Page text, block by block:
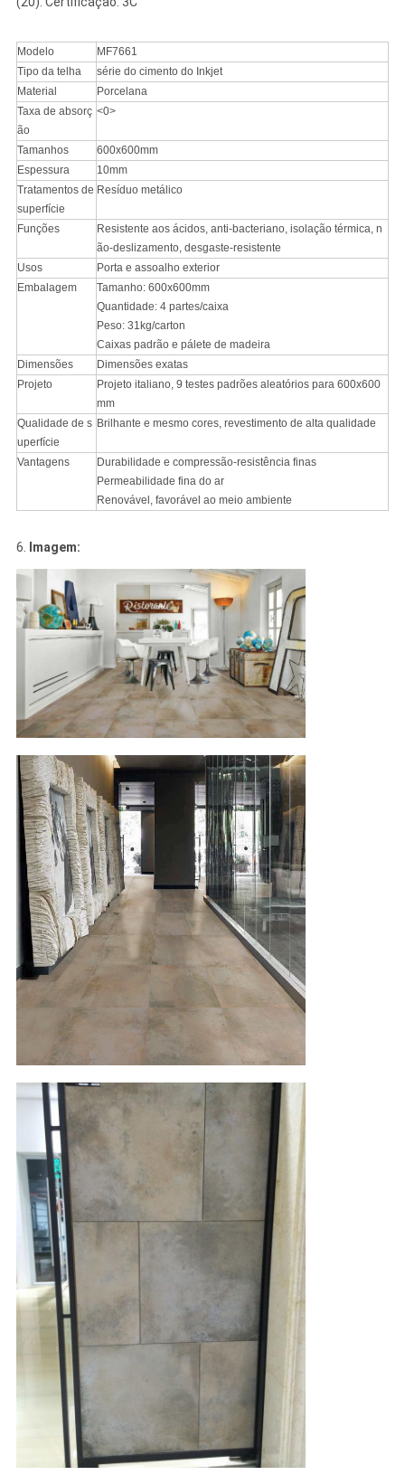
Modelo
MF7661
Tipo da telha
série do cimento do Inkjet
Material
Porcelana
Taxa de absorç
ão
<0>
Tamanhos
600x600mm
Espessura
10mm
Tratamentos de
superfície
Resíduo metálico
Funções
Resistente aos ácidos, anti-bacteriano, isolação térmica, n
ão-deslizamento, desgaste-resistente
Usos
Porta e assoalho exterior
Embalagem
Tamanho: 600x600mm
Quantidade: 4 partes/caixa
Peso: 31kg/carton
Caixas padrão e pálete de madeira
Dimensões
Dimensões exatas
Projeto
Projeto italiano, 9 testes padrões aleatórios para 600x600
mm
Qualidade de s
uperfície
Brilhante e mesmo cores, revestimento de alta qualidade
Vantagens
Durabilidade e compressão-resistência finas
Permeabilidade fina do ar
Renovável, favorável ao meio ambiente
6. Imagem: